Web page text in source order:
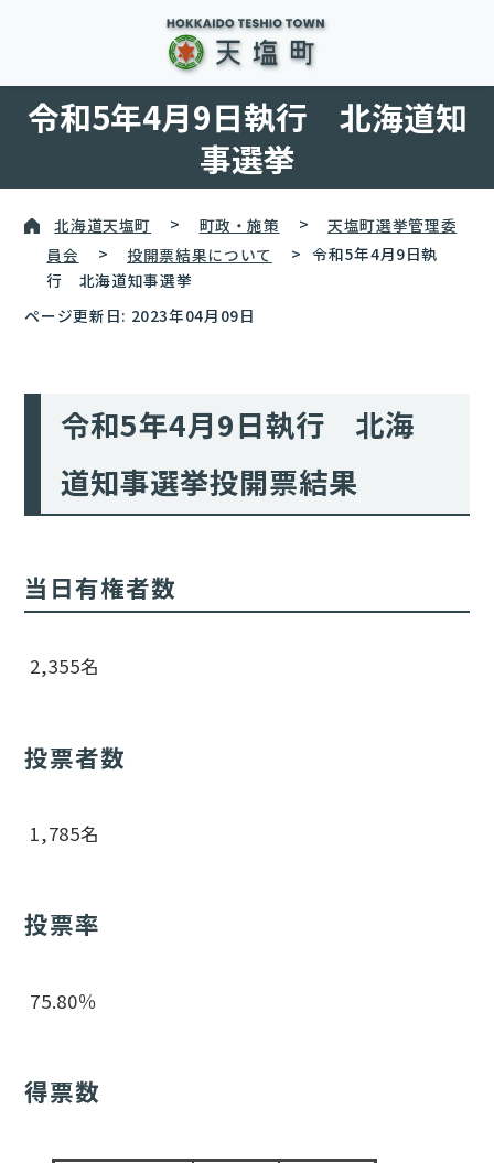
令和5年4月9日執行 北海道知
事選挙
北海道天塩町 > 町政・施策 >
天塩町選挙管理委
員会
> 投開票結果について > 令和5年4月9日執
行 北海道知事選挙
ページ更新日: 2023年04月09日
令和5年4月9日執行 北海
道知事選挙投開票結果
当日有権者数
2,355名
投票者数
1,785名
投票率
75.80％
得票数